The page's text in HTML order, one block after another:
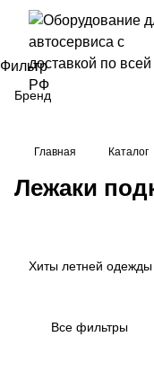
Фильтр
Бренд
Главная Каталог
Лежаки
асти
лежа
товара
Хиты летней одежды
Все фильтры